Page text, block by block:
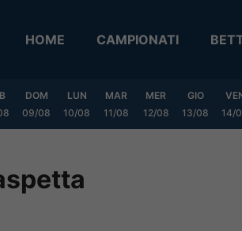
HOME CAMPIONATI
DOM
09/08
LUN
10/08
MAR
11/08
MER
12/08
GIO
13/08
14/